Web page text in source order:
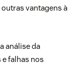
vantagens à
a análise da
falhas nos